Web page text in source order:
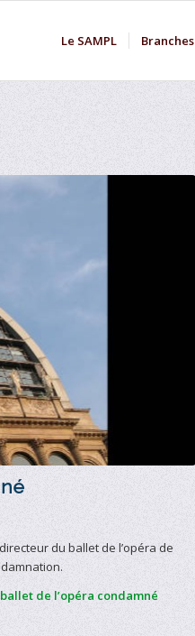
Le SAMPL Branches
du ballet de l’opéra de
de l’opéra condamné